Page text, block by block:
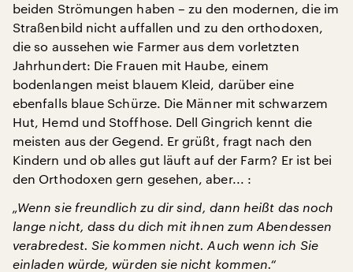
beiden Strömungen haben – zu den modernen, die im
Straßenbild nicht auffallen und zu den orthodoxen,
die so aussehen wie Farmer aus dem vorletzten
Jahrhundert: Die Frauen mit Haube, einem
bodenlangen meist blauem Kleid, darüber eine
ebenfalls blaue Schürze. Die Männer mit schwarzem
Hut, Hemd und Stoffhose. Dell Gingrich kennt die
meisten aus der Gegend. Er grüßt, fragt nach den
Kindern und ob alles gut läuft auf der Farm? Er ist bei
den Orthodoxen gern gesehen, aber... :
„Wenn sie freundlich zu dir sind, dann heißt das noch
lange nicht, dass du dich mit ihnen zum Abendessen
verabredest. Sie kommen nicht. Auch wenn ich Sie
einladen würde, würden sie nicht kommen.“